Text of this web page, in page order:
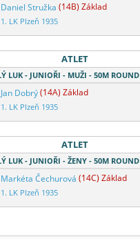
Daniel Stružka (14B) Základ
1. LK Plzeň 1935
ATLET
LUK - JUNIOŘI - MUŽI - 50M ROUND
Jan Dobrý(14A) Základ
1. LK Plzeň 1935
ATLET
LUK - JUNIOŘI - ŽENY - 50M ROUND
Markéta Čechurová (14C) Základ
1. LK Plzeň 1935